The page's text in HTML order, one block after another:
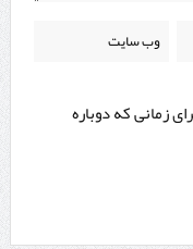
زمانی که دوباره